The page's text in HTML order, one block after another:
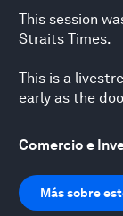
This session
Straits Times.
This is a
early as the
Comercio e
Más sobre